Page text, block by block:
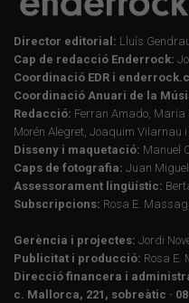
Director editorial: Lluís
Cap de redacció Enderrock:
Coordinació EDR i
Coordinació Anuari de la
Redacció: Ferran Amado, Maria
Morén Alegret, Joaquim Vilarnau
Disseny i maquetació: Manuel
Caps de fotografia: Juan
Assessorament lingüístic:
Subscripcions: Rosa E.
Gerència i projectes: Jordi
Publicitat i producció: Rosa E.
Direcció financera i
c. Mallorca, 221, sobreàtic ·